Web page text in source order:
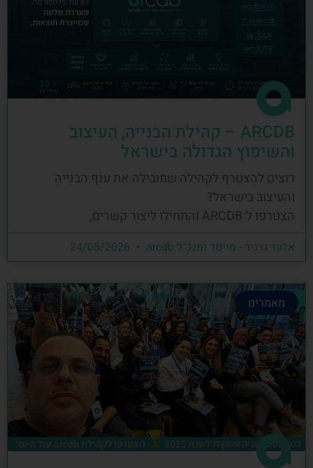
ARCDB – קהילת הבנייה, העיצוב
והשיפוץ הגדולה בישראל
רוצים להצטרף לקהילה שמובילה את ענף הבנייה
והעיצוב בישראל?
הצטרפו ל־ARCDB והתחילו ליצור קשרים,
אלעד גרגיר - מייסד ומנכ"ל arcdb
מאמרים